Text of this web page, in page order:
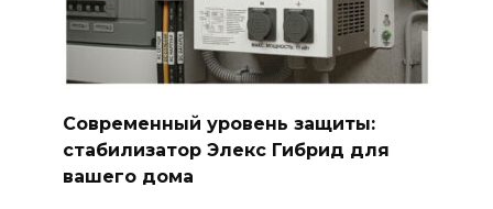
Современный уровень защиты:
стабилизатор Элекс Гибрид для
вашего дома